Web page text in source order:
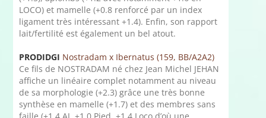
LOCO) et mamelle (+0.8 renforcé par un index
ligament très intéressant +1.4). Enfin, son rapport
lait/fertilité est également un bel atout.
PRODIDGI Nostradam x Ibernatus (159, BB/A2A2)
Ce fils de NOSTRADAM né chez Jean Michel JEHAN
affiche un linéaire complet notamment au niveau
de sa morphologie (+2.3) grâce une très bonne
synthèse en mamelle (+1.7) et des membres sans